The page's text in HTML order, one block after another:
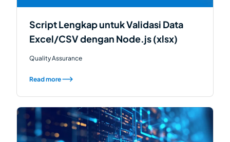
Script Lengkap untuk Validasi Data
Excel/CSV dengan Node.js (xlsx)
Quality Assurance
Read more